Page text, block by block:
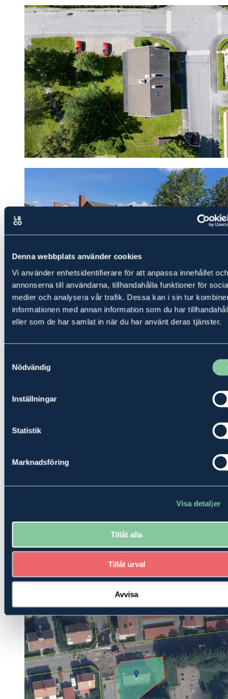
Denna webbplats använder cookies
Vi använder enhetsidentifierare för att anpassa innehållet och
annonserna till användarna, tillhandahålla funktioner för
medier och analysera vår trafik. Dessa kan i sin tur
informationen med annan information som du har
eller som de har samlat in när du har använt deras tjänster.
Nödvändig
Inställningar
Statistik
Marknadsföring
Visa detaljer
Tillåt alla
Tillåt urval
Avvisa